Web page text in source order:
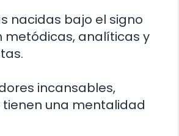
nacidas bajo el signo
metódicas, analíticas y
incansables,
una mentalidad